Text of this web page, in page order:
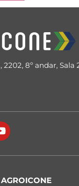
8º andar, Sala